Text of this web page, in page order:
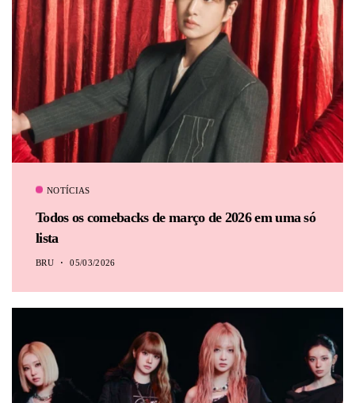
NOTÍCIAS
Todos os comebacks de março de 2026 em uma só
lista
BRU 05/03/2026